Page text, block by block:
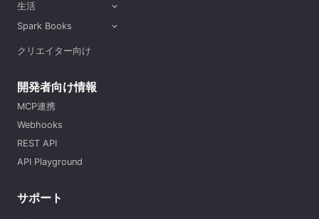
生活 expand_more
Spark Books expand_more
クリエイター向け
開発者向け情報
MCP連携
Webhooks
REST API
API Playground
サポート